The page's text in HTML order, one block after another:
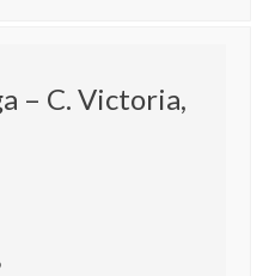
– C. Victoria,